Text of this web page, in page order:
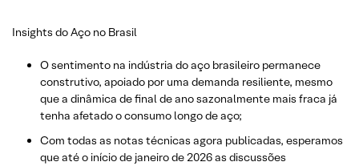
Insights do Aço no Brasil
O sentimento na indústria do aço brasileiro permanece
construtivo, apoiado por uma demanda resiliente, mesmo
que a dinâmica de final de ano sazonalmente mais fraca já
tenha afetado o consumo longo de aço;
Com todas as notas técnicas agora publicadas, esperamos
que até o início de janeiro de 2026 as discussões